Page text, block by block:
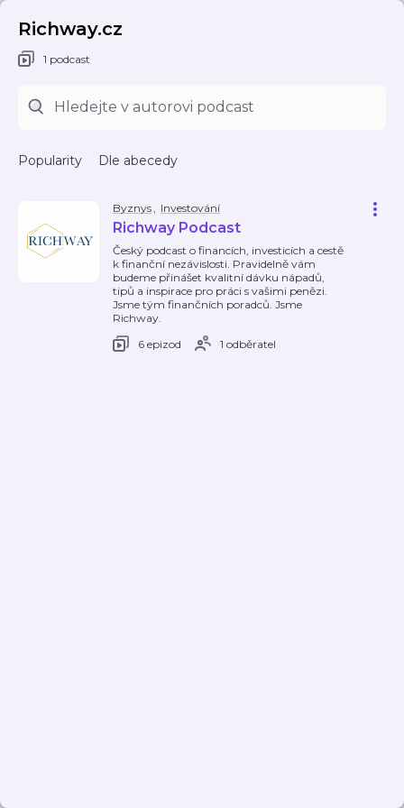
Richway.cz
1 podcast
Popularity Dle abecedy
Byznys, Investování
Richway Podcast
Český podcast o financích, investicích a cestě
k finanční nezávislosti. Pravidelně vám
budeme přinášet kvalitní dávku nápadů,
tipů a inspirace pro práci s vašimi penězi.
Jsme tým finančních poradců. Jsme
Richway.
6 epizod
1 odběratel